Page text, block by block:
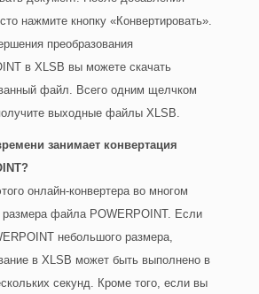
нажмите кнопку «Конвертировать».
преобразования
в XLSB вы можете скачать
файл. Всего одним щелчком
выходные файлы XLSB.
занимает конвертация
онлайн-конвертера во многом
размера файла POWERPOINT. Если
небольшого размера,
в XLSB может быть выполнено в
секунд. Кроме того, если вы